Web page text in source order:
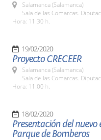
Salamanca (Salamanca)
Sala de las Comarcas.
Hora: 11:30 h.
19/02/2020
Proyecto CRECEER
Salamanca (Salamanca)
Sala de las Comarcas.
Hora: 11:00 h.
18/02/2020
Presentación del nuevo
Parque de Bomberos